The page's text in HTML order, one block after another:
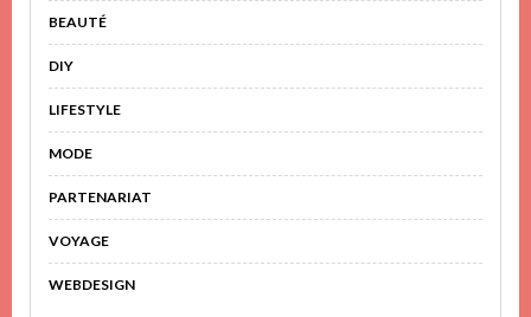
BEAUTÉ
DIY
LIFESTYLE
MODE
PARTENARIAT
VOYAGE
WEBDESIGN